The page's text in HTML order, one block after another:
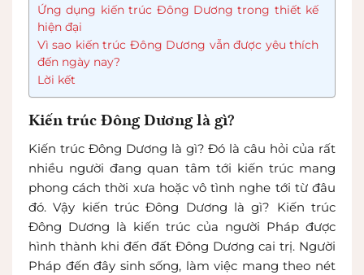
Ứng dụng kiến trúc Đông Dương trong thiết kế
hiện đại
Vì sao kiến trúc Đông Dương vẫn được yêu thích
đến ngày nay?
Lời kết
Kiến trúc Đông Dương là gì?
Kiến trúc Đông Dương là gì? Đó là câu hỏi của rất
nhiều người đang quan tâm tới kiến trúc mang
phong cách thời xưa hoặc vô tình nghe tới từ đâu
đó. Vậy kiến trúc Đông Dương là gì? Kiến trúc
Đông Dương là kiến trúc của người Pháp được
hình thành khi đến đất Đông Dương cai trị. Người
Pháp đến đây sinh sống, làm việc mang theo nét